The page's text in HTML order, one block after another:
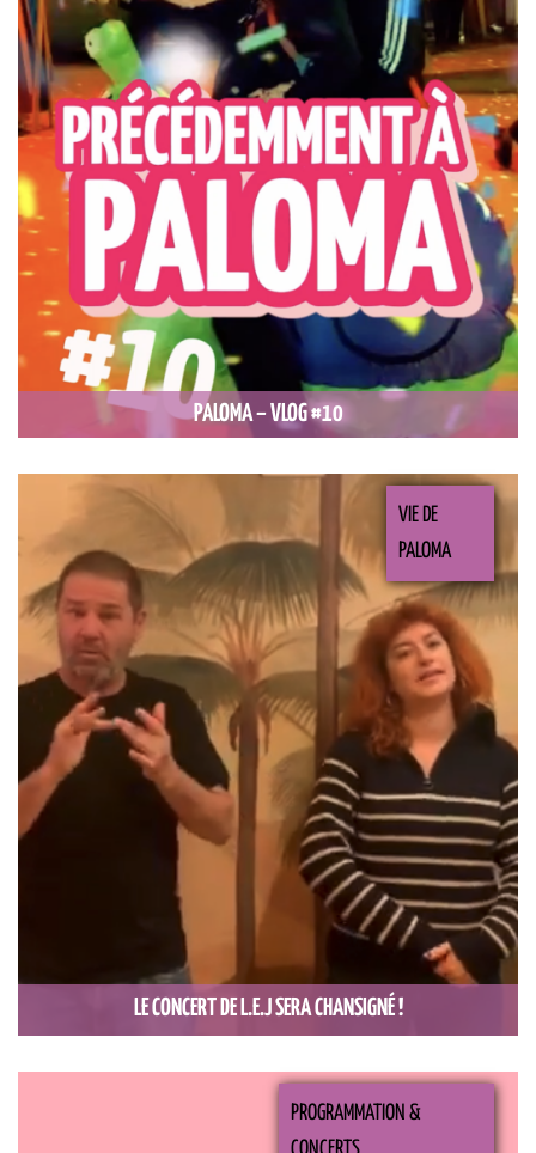
PALOMA – VLOG #10
LE CONCERT DE L.E.J SERA CHANSIGNÉ !
VIE DE
PALOMA
PROGRAMMATION &